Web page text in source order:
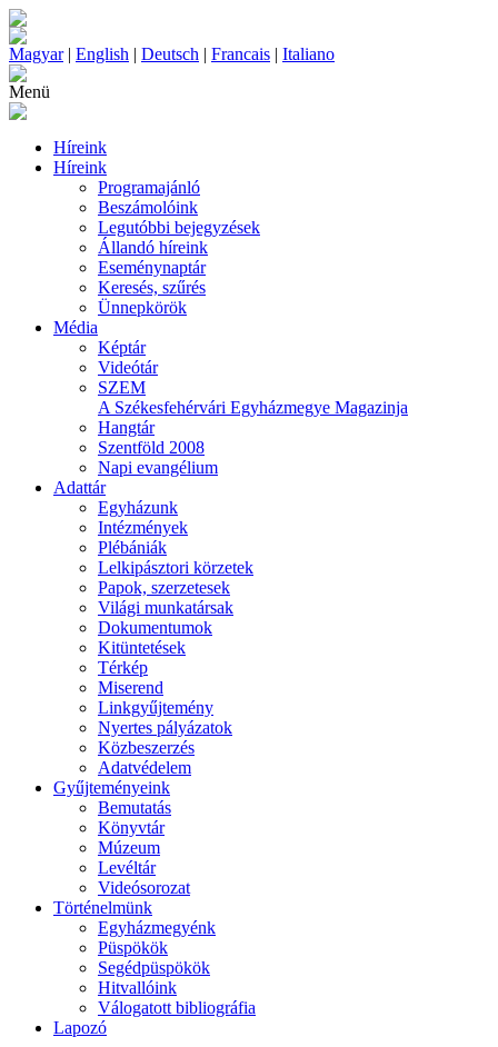
Magyar| English | Deutsch | Francais | Italiano
Menü
Híreink
Híreink
Programajánló
Beszámolóink
Legutóbbi bejegyzések
Állandó híreink
Eseménynaptár
Keresés, szűrés
Ünnepkörök
Média
Képtár
Videótár
SZEM
A Székesfehérvári Egyházmegye Magazinja
Hangtár
Szentföld 2008
Napi evangélium
Adattár
Egyházunk
Intézmények
Plébániák
Lelkipásztori körzetek
Papok, szerzetesek
Világi munkatársak
Dokumentumok
Kitüntetések
Térkép
Miserend
Linkgyűjtemény
Nyertes pályázatok
Közbeszerzés
Adatvédelem
Gyűjteményeink
Bemutatás
Könyvtár
Múzeum
Levéltár
Videósorozat
Történelmünk
Egyházmegyénk
Püspökök
Segédpüspökök
Hitvallóink
Válogatott bibliográfia
Lapozó